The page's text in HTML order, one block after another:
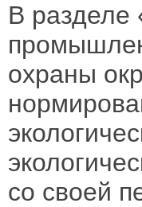
В разделе
охраны
со своей